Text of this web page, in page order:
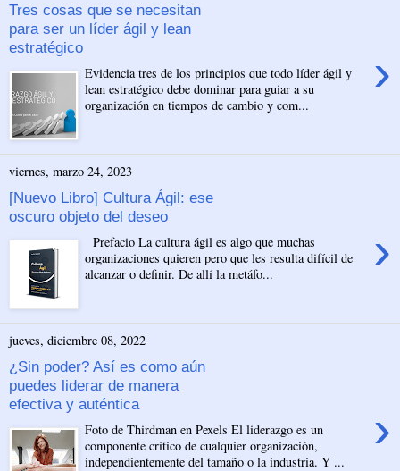
Tres cosas que se necesitan
para ser un líder ágil y lean
estratégico
›
Evidencia tres de los principios que todo líder ágil y
lean estratégico debe dominar para guiar a su
organización en tiempos de cambio y com...
viernes, marzo 24, 2023
[Nuevo Libro] Cultura Ágil: ese
oscuro objeto del deseo
›
Prefacio La cultura ágil es algo que muchas
organizaciones quieren pero que les resulta difícil de
alcanzar o definir. De allí la metáfo...
jueves, diciembre 08, 2022
¿Sin poder? Así es como aún
puedes liderar de manera
efectiva y auténtica
›
Foto de Thirdman en Pexels El liderazgo es un
componente crítico de cualquier organización,
independientemente del tamaño o la industria. Y ...